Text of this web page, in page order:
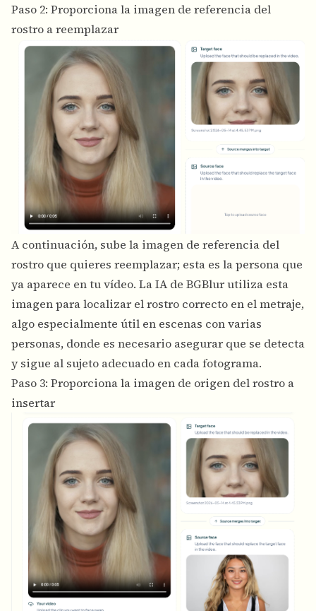
Paso 2: Proporciona la imagen de referencia del
rostro a reemplazar
A continuación, sube la imagen de referencia del
rostro que quieres reemplazar; esta es la persona que
ya aparece en tu vídeo. La IA de BGBlur utiliza esta
imagen para localizar el rostro correcto en el metraje,
algo especialmente útil en escenas con varias
personas, donde es necesario asegurar que se detecta
y sigue al sujeto adecuado en cada fotograma.
Paso 3: Proporciona la imagen de origen del rostro a
insertar